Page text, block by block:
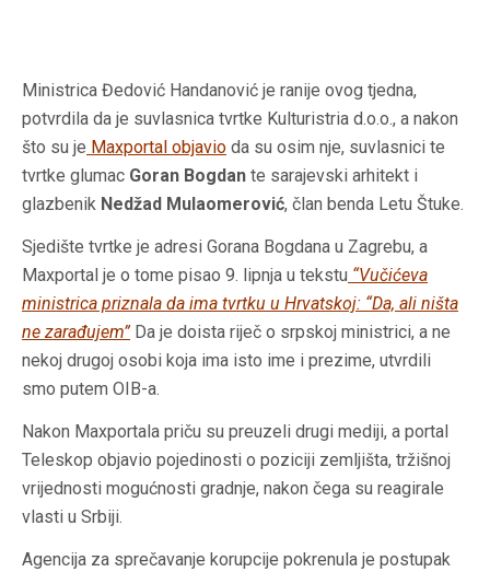
Ministrica Đedović Handanović je ranije ovog tjedna,
potvrdila da je suvlasnica tvrtke Kulturistria d.o.o., a nakon
što su je Maxportal objavio da su osim nje, suvlasnici te
tvrtke glumac Goran Bogdan te sarajevski arhitekt i
glazbenik Nedžad Mulaomerović, član benda Letu Štuke.
Sjedište tvrtke je adresi Gorana Bogdana u Zagrebu, a
Maxportal je o tome pisao 9. lipnja u tekstu “Vučićeva
ministrica priznala da ima tvrtku u Hrvatskoj: “Da, ali ništa
ne zarađujem”Da je doista riječ o srpskoj ministrici, a ne
nekoj drugoj osobi koja ima isto ime i prezime, utvrdili
smo putem OIB-a.
Nakon Maxportala priču su preuzeli drugi mediji, a portal
Teleskop objavio pojedinosti o poziciji zemljišta, tržišnoj
vrijednosti mogućnosti gradnje, nakon čega su reagirale
vlasti u Srbiji.
Agencija za sprečavanje korupcije pokrenula je postupak